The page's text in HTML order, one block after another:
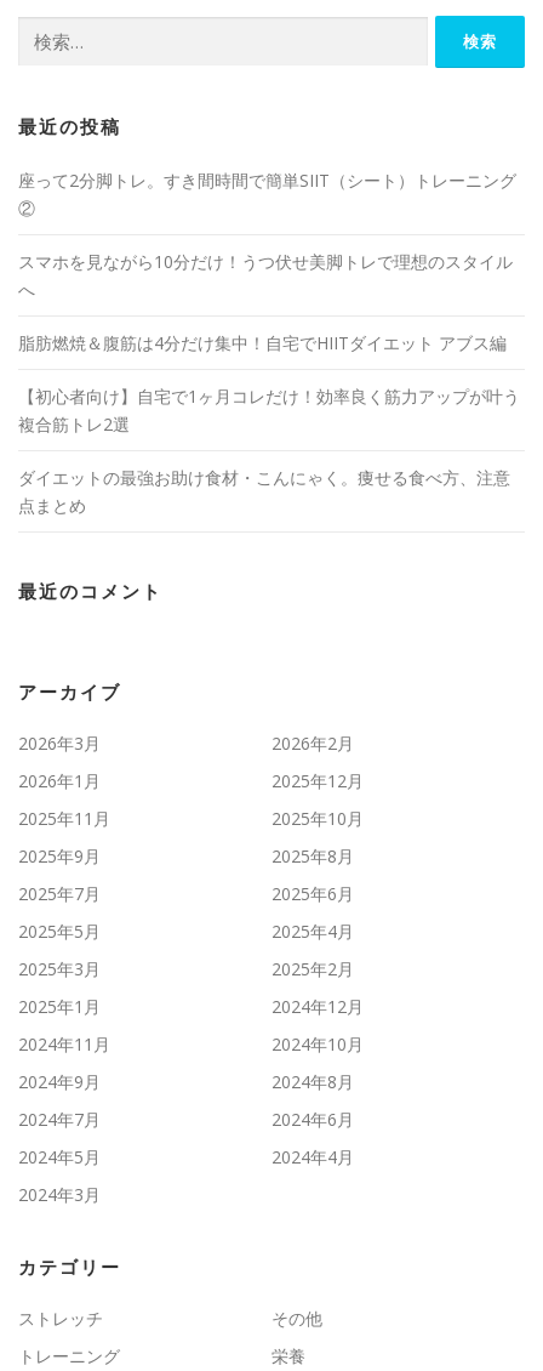
最近の投稿
座って2分脚トレ。すき間時間で簡単SIIT（シート）トレーニング
②
スマホを見ながら10分だけ！うつ伏せ美脚トレで理想のスタイル
へ
脂肪燃焼＆腹筋は4分だけ集中！自宅でHIITダイエット アブス編
【初心者向け】自宅で1ヶ月コレだけ！効率良く筋力アップが叶う
複合筋トレ2選
ダイエットの最強お助け食材・こんにゃく。痩せる食べ方、注意
点まとめ
最近のコメント
アーカイブ
2026年3月
2026年2月
2026年1月
2025年12月
2025年11月
2025年10月
2025年9月
2025年8月
2025年7月
2025年6月
2025年5月
2025年4月
2025年3月
2025年2月
2025年1月
2024年12月
2024年11月
2024年10月
2024年9月
2024年8月
2024年7月
2024年6月
2024年5月
2024年4月
2024年3月
カテゴリー
ストレッチ
その他
トレーニング
栄養